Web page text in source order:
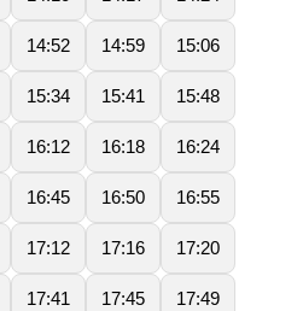
14:52 14:59 15:06
15:34 15:41 15:48
16:12 16:18 16:24
16:45 16:50 16:55
17:12 17:16 17:20
17:41 17:45 17:49